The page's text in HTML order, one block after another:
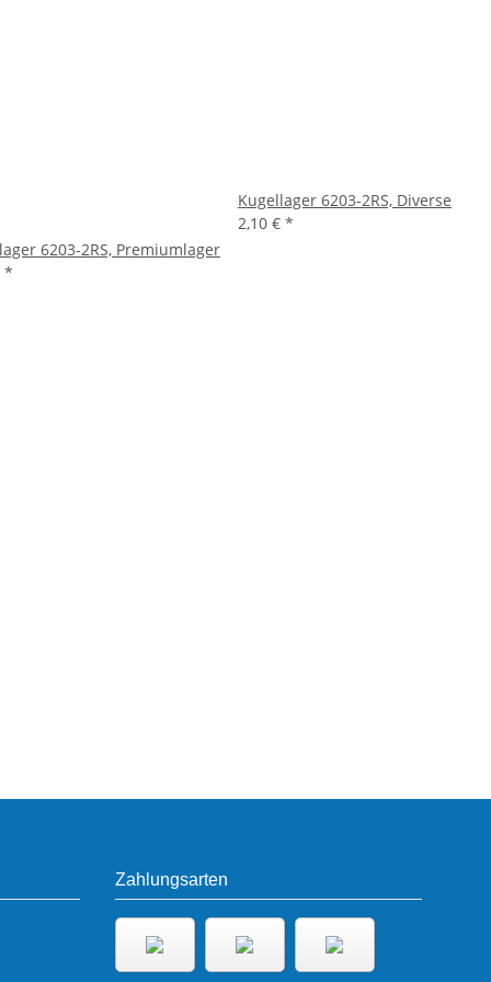
6203-2RS, Premiumlager
*
Kugellager 6203-2RS, Diverse
2,10 € *
Zahlungsarten